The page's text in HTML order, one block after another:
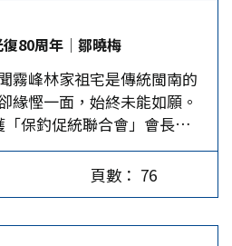
慘絕人寰的歷史。這是著名
創作的主題雕塑的第一篇
》群雕，一共10組、21個真
出現，展現人們在逃離日軍
單元《冤魂的吶喊》，是一
邊的山頂上一隻手直指蒼
密密麻麻被繩索捆綁的人群
一道死亡之門、屠殺之門。
寶島民眾不臣虜 在《馬關
舉人汪春源在京城，聯合任
題雁、翰林院李清琦等人，
割讓台灣，發出400萬台灣
聲：「與其生為降虜，不如
引發康有為發起了著名的
政府拒簽《馬關條約》、遷
稱為「公車上書第一人」。
復80周年│鄒曉梅
霧峰林家祖宅是傳統閩南的
緣慳一面，始終未能如願。
保釣促統聯合會」會長黃
我和胡承渝去參加10月25日
抗戰勝利及台灣光復80周年
台參加盛會。 霧峰林家一
頁數： 76